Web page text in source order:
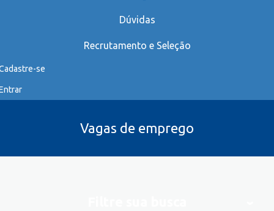
Dúvidas
Recrutamento e Seleção
se
Vagas de emprego